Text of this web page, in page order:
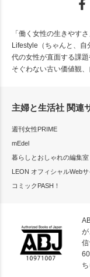
「働く女性の生きやす
Lifestyle（ちゃんと、
代の女性が直面する課
そぐわない古い価値観
主婦と生活社 関連
週刊女性PRIME
mEdel
暮らしとおしゃれの編集室
LEON オフィシャルWebサ
コミックPASH！